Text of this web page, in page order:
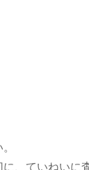
、ていねいに